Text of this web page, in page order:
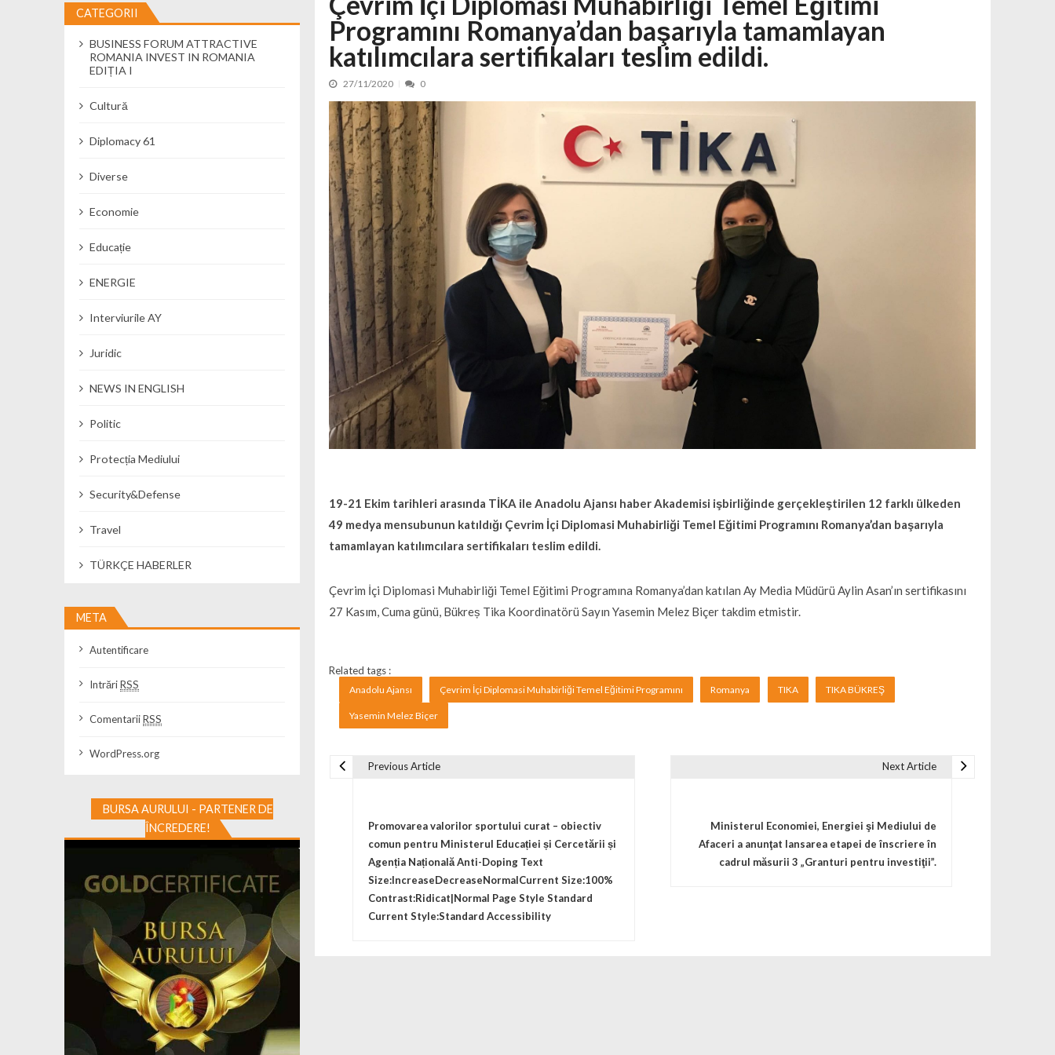
Cseke Attila: Am creat, până în prezent, peste 5.000 de noi locuri în creșe... 15/07/2026
Încă o creșă modernă pentru Alba: 40 de locuri noi la Zlatna prin Programul... 15/07/2026
Ministerul Mediului derulează dezbaterea publică pentru proiectul de lege care... 15/07/2026
Ministerul Apărării Naționale participă la efortul național pentru protejar...
Dobânzi de pânã la 7,50% la ediția FIDELIS din luna august
MMAP pune în consultare publică proiectul Catalogului național al zonelor pri... 04/08/2026
Programını Romanya’dan başarıyla tamamlayan
katılımcılara sertifikaları teslim edildi.
27/11/2020 0
19-21 Ekim tarihleri arasında TİKA ile Anadolu Ajansı haber Akademisi işbirliğinde gerçekleştirilen 12 farklı ülkeden
49 medya mensubunun katıldığı Çevrim İçi Diplomasi Muhabirliği Temel Eğitimi Programını Romanya’dan başarıyla
tamamlayan katılımcılara sertifikaları teslim edildi.
Çevrim İçi Diplomasi Muhabirliği Temel Eğitimi Programına Romanya’dan katılan Ay Media Müdürü Aylin Asan’ın sertifikasını
27 Kasım, Cuma günü, Bükreș Tika Koordinatörü Sayın Yasemin Melez Biçer takdim etmistir.
Related tags :
Anadolu Ajansı Çevrim İçi Diplomasi Muhabirliği Temel Eğitimi Programını Romanya TIKA TIKA BÜKREŞ
Yasemin Melez Biçer
Previous Article
Promovarea valorilor sportului curat – obiectiv
comun pentru Ministerul Educației și Cercetării și
Agenția Națională Anti-Doping Text
Size:IncreaseDecreaseNormalCurrent Size:100%
Contrast:Ridicat|Normal Page Style Standard
Current Style:Standard Accessibility
Next Article
Ministerul Economiei, Energiei şi Mediului de
Afaceri a anunţat lansarea etapei de înscriere în
cadrul măsurii 3 „Granturi pentru investiţii”.
CATEGORII
BUSINESS FORUM ATTRACTIVE
ROMANIA INVEST IN ROMANIA
EDIȚIA I
Cultură
Diplomacy 61
Diverse
Economie
Educație
ENERGIE
Interviurile AY
Juridic
NEWS IN ENGLISH
Politic
Protecția Mediului
Security&Defense
Travel
TÜRKÇE HABERLER
META
Autentificare
IntrăriRSS
ComentariiRSS
WordPress.org
BURSA AURULUI - PARTENER DE
ÎNCREDERE!